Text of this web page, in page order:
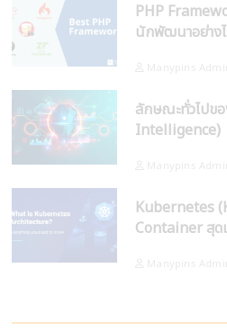
PHP
นักพัฒนาอย่าง
ลักษณะทั่วไปข
Intelligence)
Kubernetes
Container สุด